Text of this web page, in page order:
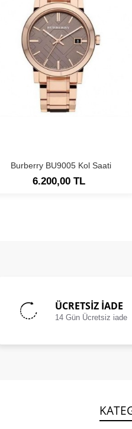
Burberry BU9005 Kol Saati
6.200,00 TL
ÜCRETSIZ İADE
14 Gün Ücretsiz iade